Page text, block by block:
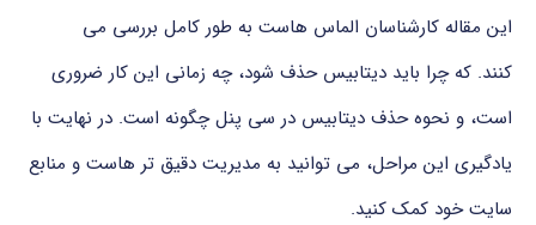
این مقاله کارشناسان الماس هاست به طور کامل بررسی می
کنند. کهچرا باید دیتابیسحذف شود،چه زمانی این کار ضروری
است، و نحوه حذف دیتابیس در سی پنلچگونه است. در نهایت با
یادگیری این مراحل، می توانید به مدیریت دقیق تر هاست و منابع
سایتخود کمک کنید.